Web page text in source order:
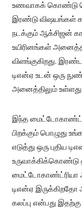
உணவாகக் கொண்டு
இரண்டு விஷயங்கள்
நடக்கும் ஆக்சிஜன்
உயிரினங்கள்
விளங்குகிறது.
டிஎன்ஏ உடன் ஒரு
அனைத்திலும் உள்ளது.
இந்த
பிறக்கும் பொழுது
எடுத்து ஒரு புதிய
உருவாக்கிக்கொண்டு
மைட்டோகாண்ட்ரியா
டிஎன்ஏ இருக்கிறதோ
கலப்பு என்பது